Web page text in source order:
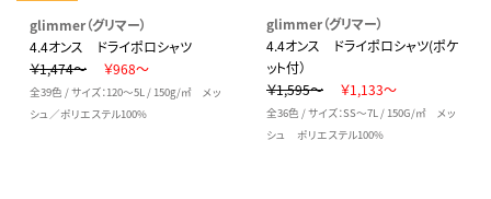
glimmer（グリマー）
4.4オンス ドライポロシャツ
￥1,474～
￥968～
全39色 / サイズ：120～5L / 150g/㎡ メッ
シュ／ポリエステル100%
glimmer（グリマー）
4.4オンス ドライポロシャツ(ポケ
ット付）
￥1,595～
￥1,133～
全36色 / サイズ：SS～7L / 150G/㎡ メッ
シュ ポリエステル100%